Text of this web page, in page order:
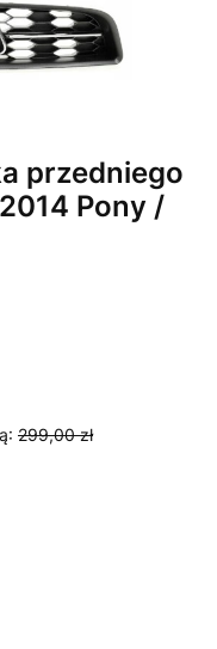
przedniego
Pony /
299,00 zł